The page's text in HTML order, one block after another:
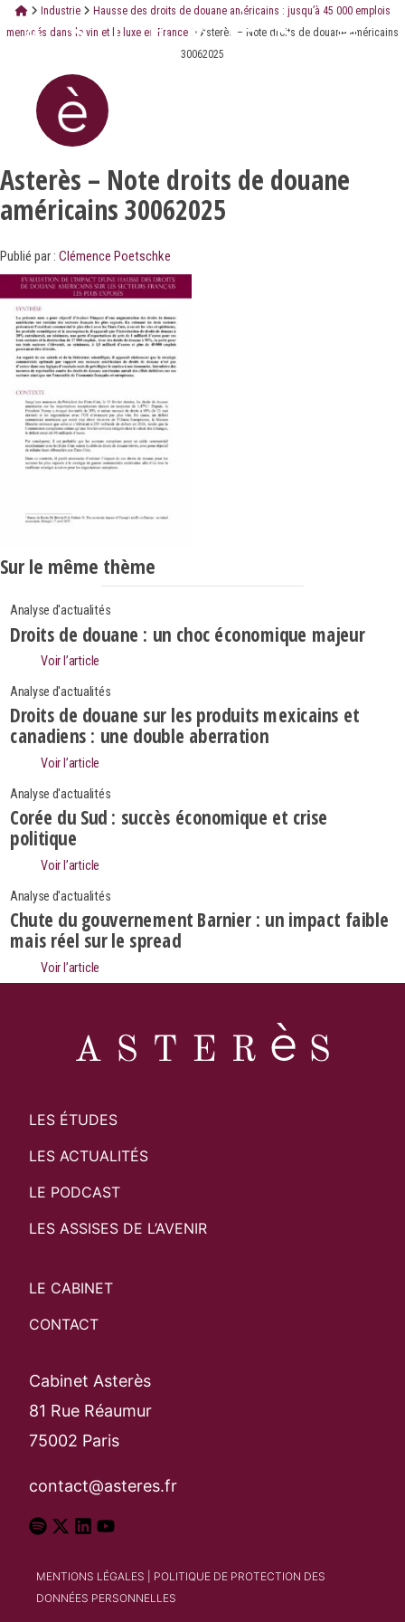
Industrie
Hausse des droits de douane américains : jusqu’à 45 000 emplois
menacés dans le vin et le luxe en France
Asterès – Note droits de douane américains
30062025
Asterès – Note droits de douane
américains 30062025
Publié par : Clémence Poetschke
Sur le même thème
Analyse d'actualités
Droits de douane : un choc économique majeur
Voir l’article
Analyse d'actualités
Droits de douane sur les produits mexicains et
canadiens : une double aberration
Voir l’article
Analyse d'actualités
Corée du Sud : succès économique et crise
politique
Voir l’article
Analyse d'actualités
Chute du gouvernement Barnier : un impact faible
mais réel sur le spread
Voir l’article
LES ÉTUDES
LES ACTUALITÉS
LE PODCAST
LES ASSISES DE L’AVENIR
LE CABINET
CONTACT
Cabinet Asterès
81 Rue Réaumur
75002 Paris
contact@asteres.fr
MENTIONS LÉGALES
POLITIQUE DE PROTECTION DES
DONNÉES PERSONNELLES
Search
Rechercher